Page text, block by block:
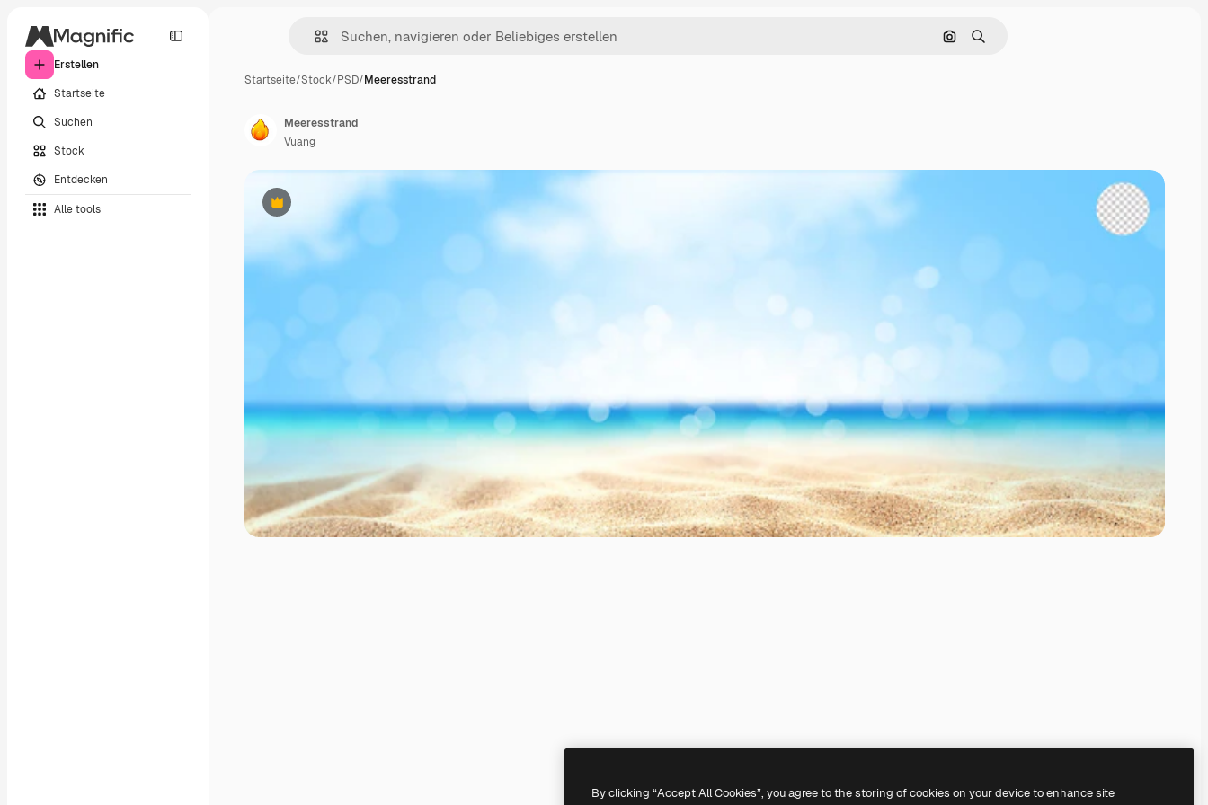
Erstellen
Startseite
Suchen
Stock
Entdecken
Alle tools
Nach Bild suchen
Suchen
Startseite/Stock/PSD/Meeresstrand
Premium
Meeresstrand
Vuang
By clicking “Accept All Cookies”, you agree to the storing of cookies on your device to enhance site